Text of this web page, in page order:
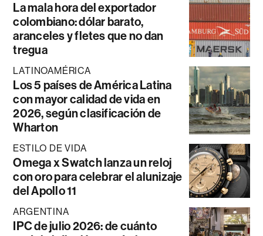
La mala hora del exportador
colombiano: dólar barato,
aranceles y fletes que no dan
tregua
LATINOAMÉRICA
Los 5 países de América Latina
con mayor calidad de vida en
2026, según clasificación de
Wharton
ESTILO DE VIDA
Omega x Swatch lanza un reloj
con oro para celebrar el alunizaje
del Apollo 11
ARGENTINA
IPC de julio 2026: de cuánto